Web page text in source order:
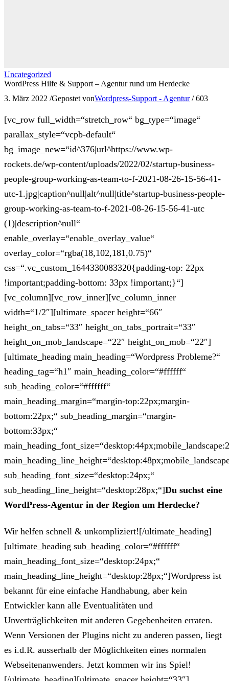
Uncategorized
WordPress Hilfe & Support – Agentur rund um Herdecke
3. März 2022 /Gepostet vonWordpress-Support - Agentur / 603
[vc_row full_width=“stretch_row“ bg_type=“image“
parallax_style=“vcpb-default“
bg_image_new=“id^376|url^https://www.wp-
rockets.de/wp-content/uploads/2022/02/startup-business-
people-group-working-as-team-to-f-2021-08-26-15-56-41-
utc-1.jpg|caption^null|alt^null|title^startup-business-people-
group-working-as-team-to-f-2021-08-26-15-56-41-utc
(1)|description^null“
enable_overlay=“enable_overlay_value“
overlay_color=“rgba(18,102,181,0.75)“
css=“.vc_custom_1644330083320{padding-top: 22px
!important;padding-bottom: 33px !important;}“]
[vc_column][vc_row_inner][vc_column_inner
width=“1/2″][ultimate_spacer height=“66″
height_on_tabs=“33″ height_on_tabs_portrait=“33″
height_on_mob_landscape=“22″ height_on_mob=“22″]
[ultimate_heading main_heading=“Wordpress Probleme?“
heading_tag=“h1″ main_heading_color=“#ffffff“
sub_heading_color=“#ffffff“
main_heading_margin=“margin-top:22px;margin-
bottom:22px;“ sub_heading_margin=“margin-
bottom:33px;“
sub_heading_font_size=“desktop:24px;“
sub_heading_line_height=“desktop:28px;“]Du suchst eine
WordPress-Agentur in der Region um Herdecke?
Wir helfen schnell & unkompliziert![/ultimate_heading]
[ultimate_heading sub_heading_color=“#ffffff“
main_heading_font_size=“desktop:24px;“
main_heading_line_height=“desktop:28px;“]Wordpress ist
bekannt für eine einfache Handhabung, aber kein
Entwickler kann alle Eventualitäten und
Unverträglichkeiten mit anderen Gegebenheiten erraten.
Wenn Versionen der Plugins nicht zu anderen passen, liegt
es i.d.R. ausserhalb der Möglichkeiten eines normalen
Webseitenanwenders. Jetzt kommen wir ins Spiel!